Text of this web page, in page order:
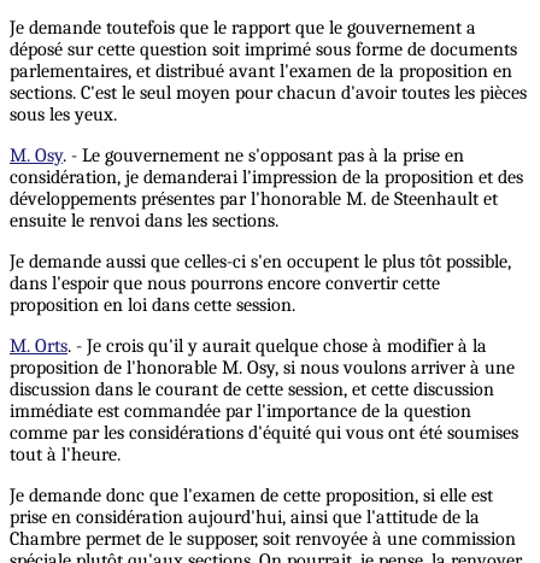
Je demande toutefois que le rapport que le gouvernement a
déposé sur cette question soit imprimé sous forme de documents
parlementaires, et distribué avant l'examen de la proposition en
sections. C'est le seul moyen pour chacun d'avoir toutes les pièces
sous les yeux.
M. Osy. - Le gouvernement ne s'opposant pas à la prise en
considération, je demanderai l'impression de la proposition et des
développements présentes par l'honorable M. de Steenhault et
ensuite le renvoi dans les sections.
Je demande aussi que celles-ci s'en occupent le plus tôt possible,
dans l'espoir que nous pourrons encore convertir cette
proposition en loi dans cette session.
M. Orts. - Je crois qu'il y aurait quelque chose à modifier à la
proposition de l'honorable M. Osy, si nous voulons arriver à une
discussion dans le courant de cette session, et cette discussion
immédiate est commandée par l'importance de la question
comme par les considérations d'équité qui vous ont été soumises
tout à l'heure.
Je demande donc que l'examen de cette proposition, si elle est
prise en considération aujourd'hui, ainsi que l'attitude de la
Chambre permet de le supposer, soit renvoyée à une commission